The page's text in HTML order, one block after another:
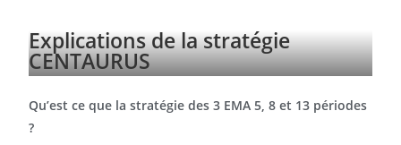
Explications de la stratégie
CENTAURUS
Qu’est ce que la stratégie des 3 EMA 5, 8 et 13 périodes
?